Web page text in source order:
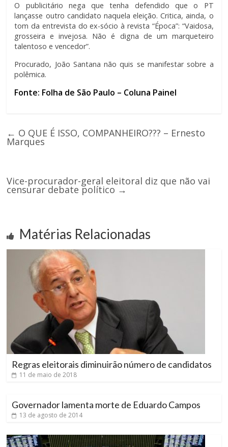
O publicitário nega que tenha defendido que o PT
lançasse outro candidato naquela eleição. Critica, ainda, o
tom da entrevista do ex-sócio à revista “Época”: “Vaidosa,
grosseira e invejosa. Não é digna de um marqueteiro
talentoso e vencedor”.
Procurado, João Santana não quis se manifestar sobre a
polêmica.
Fonte: Folha de São Paulo – Coluna Painel
← O QUE É ISSO, COMPANHEIRO??? – Ernesto
Marques
Vice-procurador-geral eleitoral diz que não vai
censurar debate político →
Matérias Relacionadas
Regras eleitorais diminuirão número de candidatos
11 de maio de 2018
Governador lamenta morte de Eduardo Campos
13 de agosto de 2014